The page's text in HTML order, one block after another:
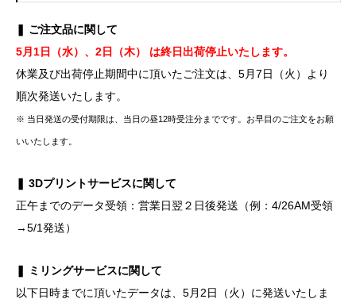
❚ ご注文品に関して
5月1日（水）、2日（木） は終日出荷停止いたします。
休業及び出荷停止期間中に頂いたご注文は、5月7日（火）より
順次発送いたします。
※ 当日発送の受付期限は、当日の昼12時受注分までです。お早目のご注文をお願
いいたします。
❚ 3Dプリントサービスに関して
正午までのデータ受領：営業日翌２日後発送（例：4/26AM受領
→5/1発送）
❚ ミリングサービスに関して
以下日時までに頂いたデータは、5月2日（火）に発送いたしま